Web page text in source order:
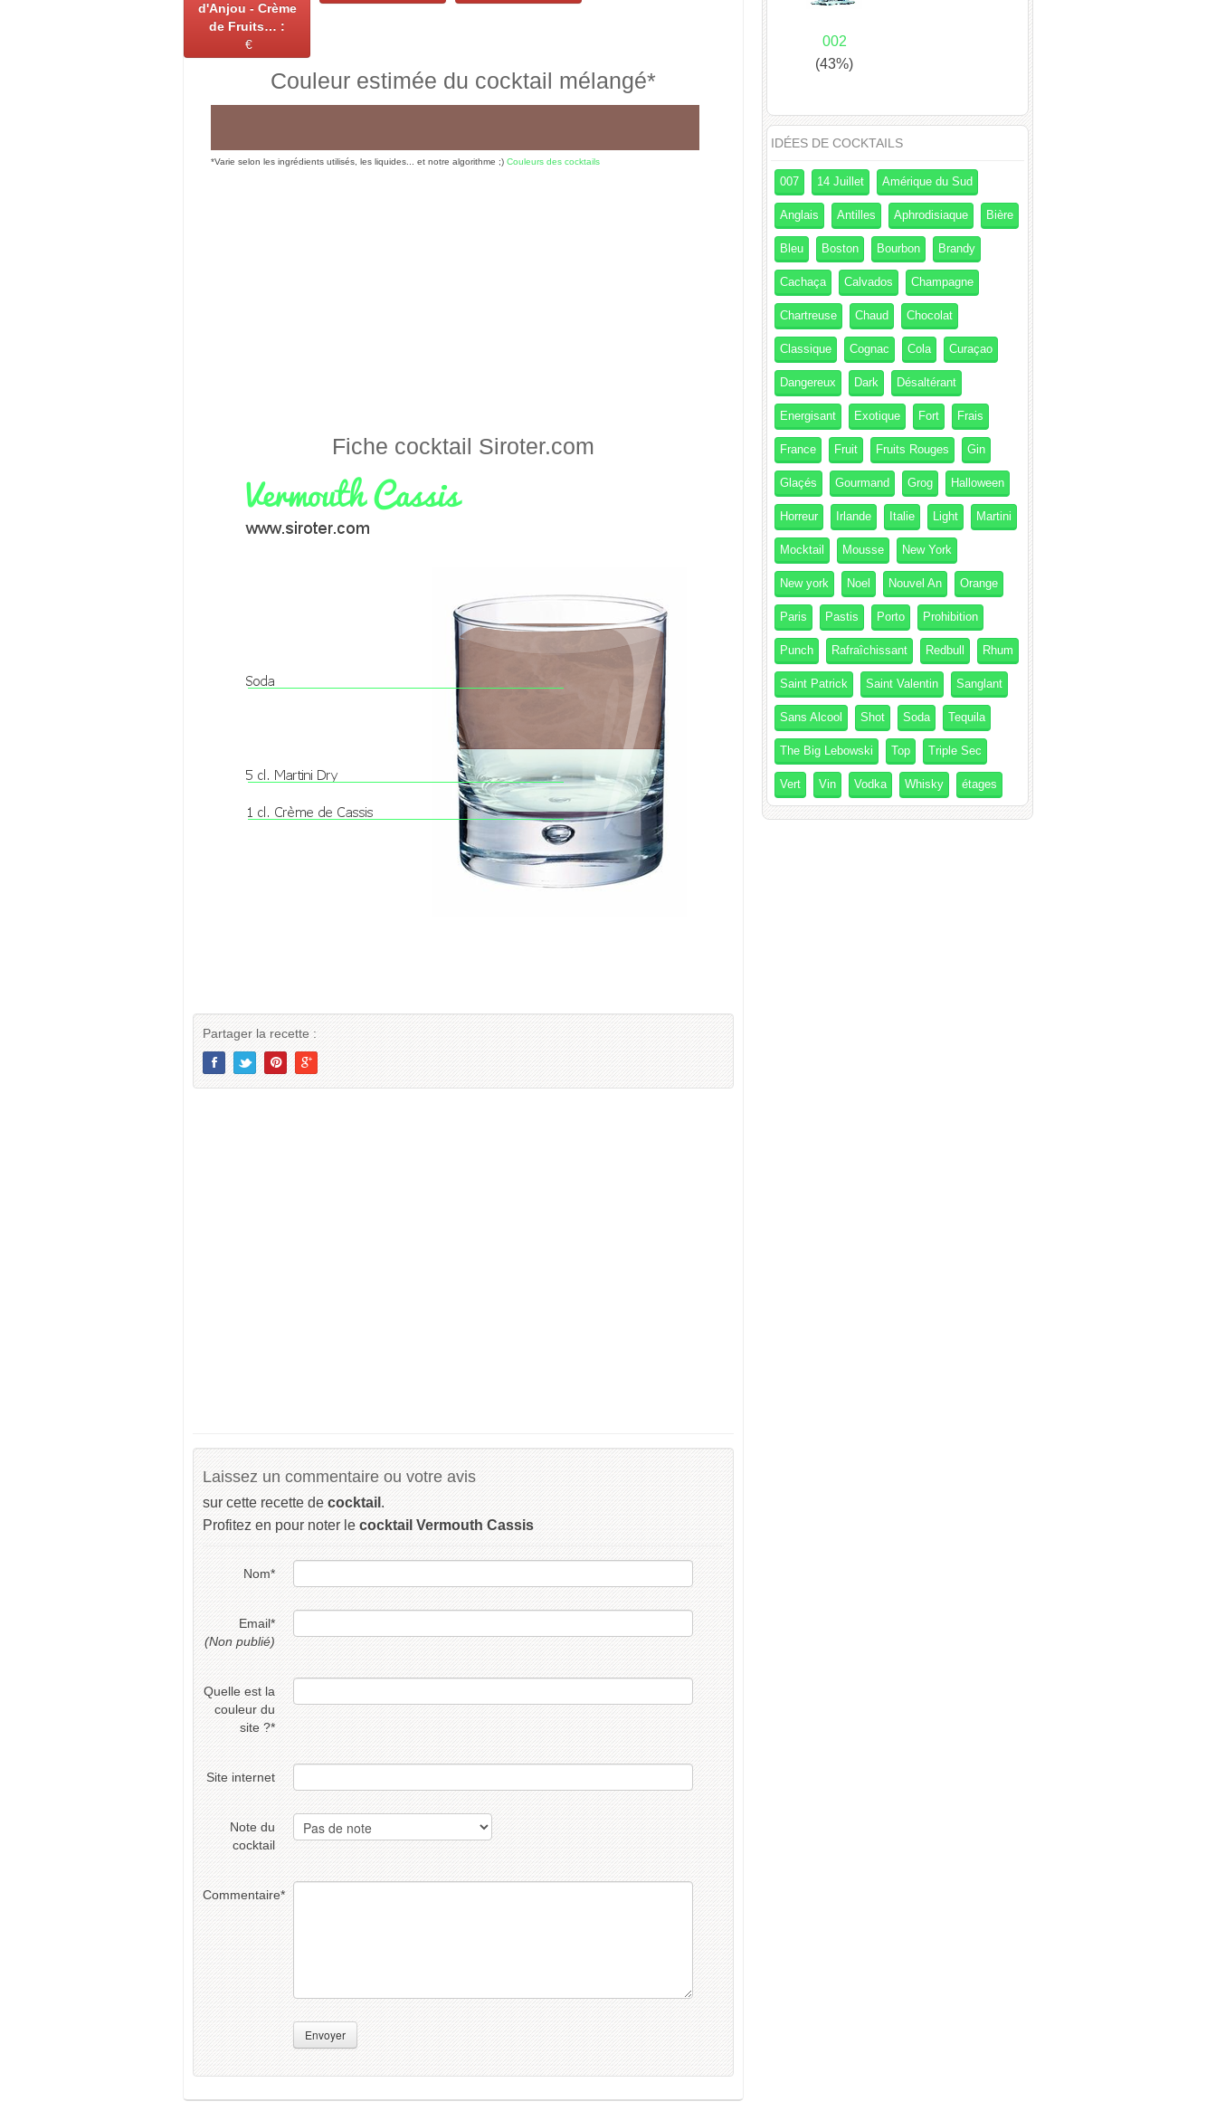
d'Anjou - Crème
de Fruits… :
€
Couleur estimée du cocktail mélangé*
*Varie selon les ingrédients utilisés, les liquides... et notre algorithme ;) Couleurs des cocktails
Fiche cocktail Siroter.com
Partager la recette :
Laissez un commentaire ou votre avis
sur cette recette de cocktail .
Profitez en pour noter le cocktail Vermouth Cassis
Nom*
Email*
(Non publié)
Quelle est la
couleur du
site ?*
Site internet
Note du
cocktail
Commentaire*
Envoyer
002
(43%)
IDÉES DE COCKTAILS
007 14 Juillet Amérique du Sud
Anglais Antilles Aphrodisiaque Bière
Bleu Boston Bourbon Brandy
Cachaça Calvados Champagne
Chartreuse Chaud Chocolat
Classique Cognac Cola Curaçao
Dangereux Dark Désaltérant
Energisant Exotique Fort Frais
France Fruit Fruits Rouges Gin
Glaçés Gourmand Grog Halloween
Horreur Irlande Italie Light Martini
Mocktail Mousse New York
New york Noel Nouvel An Orange
Paris Pastis Porto Prohibition
Punch Rafraîchissant Redbull Rhum
Saint Patrick Saint Valentin Sanglant
Sans Alcool Shot Soda Tequila
The Big Lebowski Top Triple Sec
Vert Vin Vodka Whisky étages